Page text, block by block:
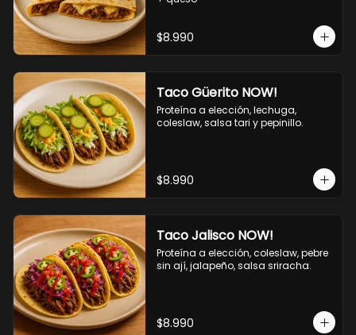
$8.990
Taco Güerito NOW!
Proteína a elección, lechuga,
coleslaw, salsa tari y pepinillo.
$8.990
Taco Jalisco NOW!
Proteína a elección, coleslaw, pebre
sin ají, jalapeño, salsa sriracha.
$8.990